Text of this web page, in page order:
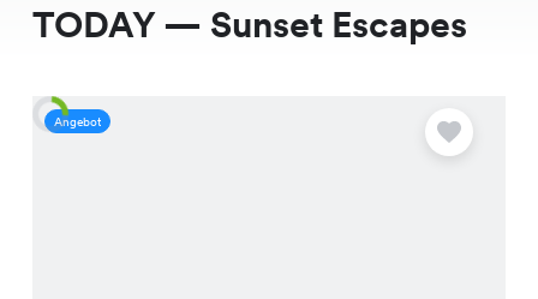
TODAY — Sunset Escapes
Angebot